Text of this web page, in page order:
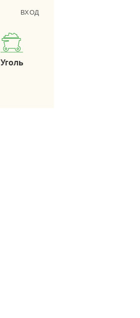
ВХОД
Уголь